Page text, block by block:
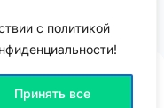
с политикой
Принять все